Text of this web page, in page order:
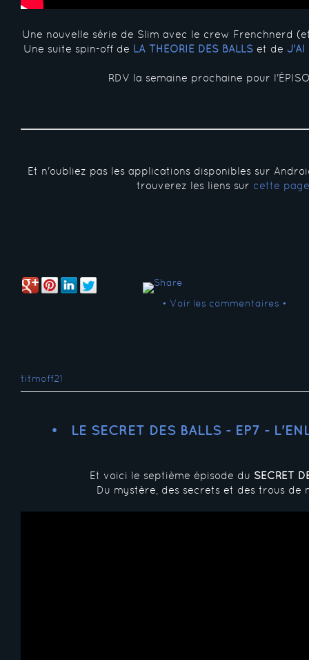
Une nouvelle série de Slim avec le crew Frenchnerd
Une suite spin-off de LA THÉORIE DES BALLS et de J'AI
RDV la semaine prochaine pour
Et n'oubliez pas les applications disponibles sur
trouverez les liens sur cette page
• Voir les commentaires •
titmoff21
LE SECRET DES BALLS - EP7 -
Et voici le septième épisode du SECRET
Du mystère, des secrets et des trous de